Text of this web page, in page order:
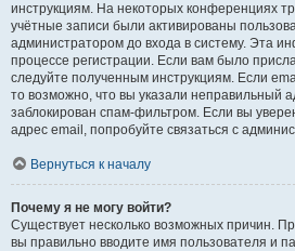
инструкциям. На некоторых конференциях
учётные записи были активированы
администратором до входа в систему. Эта
процессе регистрации. Если вам было
следуйте полученным инструкциям. Если
то возможно, что вы указали неправильный
заблокирован спам-фильтром. Если вы
адрес email, попробуйте связаться с
Вернуться к началу
Почему я не могу войти?
Существует несколько возможных причин.
вы правильно вводите имя пользователя и